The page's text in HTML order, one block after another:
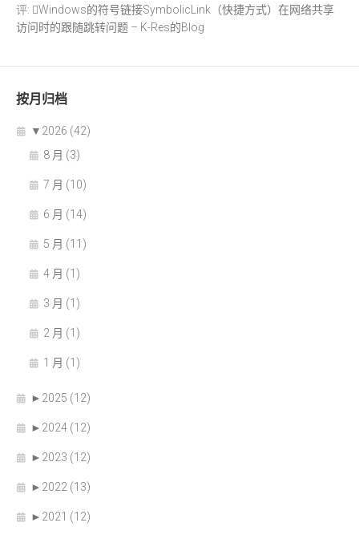
评:
Windows的符号链接SymbolicLink（快捷方式）在网络共享
访问时的跟随跳转问题 – K-Res的Blog
按月归档
▼ 2026 (42)
8 月 (3)
7 月 (10)
6 月 (14)
5 月 (11)
4 月 (1)
3 月 (1)
2 月 (1)
1 月 (1)
► 2025 (12)
► 2024 (12)
► 2023 (12)
► 2022 (13)
► 2021 (12)